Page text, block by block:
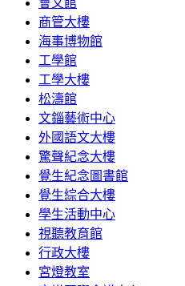
會文館
商管大樓
海事博物館
工學館
工學大樓
松濤館
文錙藝術中心
外國語文大樓
驚聲紀念大樓
覺生紀念圖書館
覺生綜合大樓
學生活動中心
視聽教育館
行政大樓
宮燈教室